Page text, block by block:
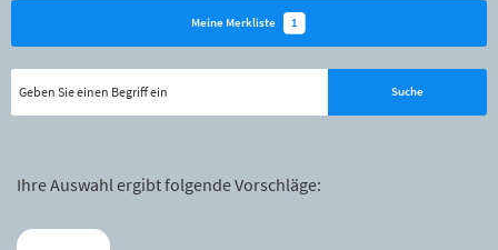
Meine Merkliste 1
Ihre Auswahl ergibt folgende Vorschläge: